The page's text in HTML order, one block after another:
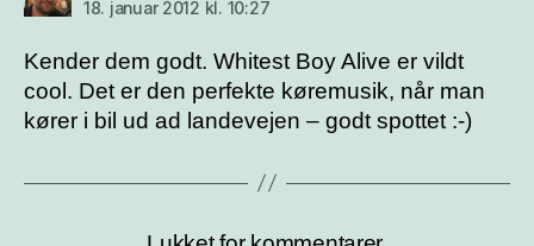
18. januar 2012 kl. 10:27
Kender dem godt. Whitest Boy Alive er vildt
cool. Det er den perfekte køremusik, når man
kører i bil ud ad landevejen – godt spottet :-)